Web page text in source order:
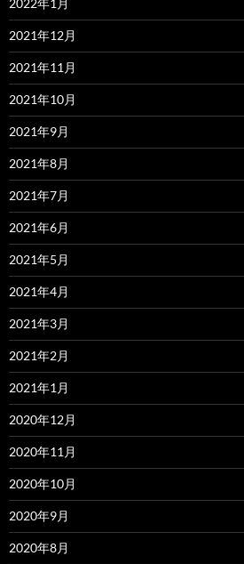
2022年1月
2021年12月
2021年11月
2021年10月
2021年9月
2021年8月
2021年7月
2021年6月
2021年5月
2021年4月
2021年3月
2021年2月
2021年1月
2020年12月
2020年11月
2020年10月
2020年9月
2020年8月